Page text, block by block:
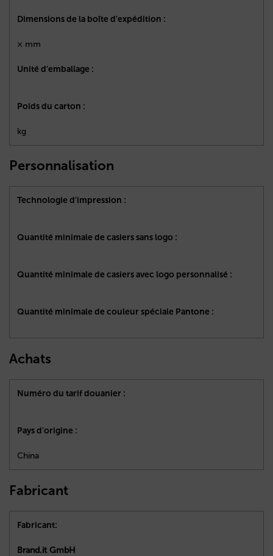
Dimensions de la boîte d'expédition :
× mm
Unité d'emballage :
Poids du carton :
kg
Personnalisation
Technologie d'impression :
Quantité minimale de casiers sans logo :
Quantité minimale de casiers avec logo personnalisé :
Quantité minimale de couleur spéciale Pantone :
Achats
Numéro du tarif douanier :
Pays d'origine :
China
Fabricant
Fabricant:
Brand.it GmbH